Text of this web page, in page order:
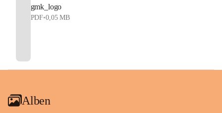
gmk_logo
PDF•0,05 MB
Alben